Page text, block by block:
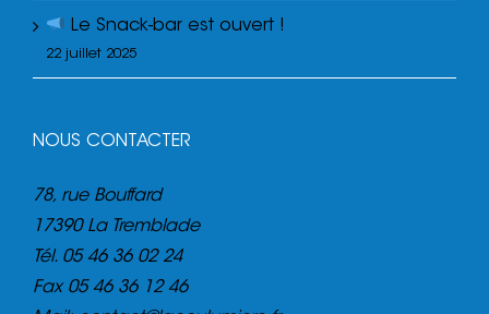
Le Snack-bar est ouvert !
22 juillet 2025
NOUS CONTACTER
78, rue Bouffard
17390 La Tremblade
Tél. 05 46 36 02 24
Fax 05 46 36 12 46